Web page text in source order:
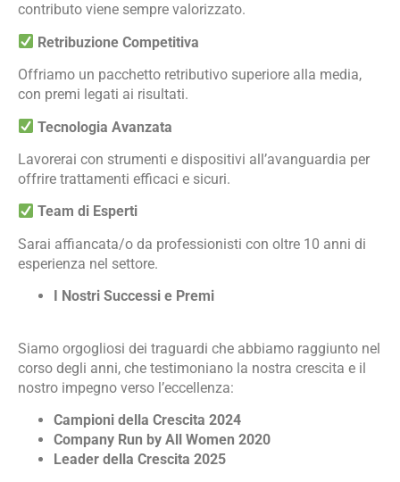
contributo viene sempre valorizzato.
Retribuzione Competitiva
Offriamo un pacchetto retributivo superiore alla media,
con premi legati ai risultati.
Tecnologia Avanzata
Lavorerai con strumenti e dispositivi all’avanguardia per
offrire trattamenti efficaci e sicuri.
Team di Esperti
Sarai affiancata/o da professionisti con oltre 10 anni di
esperienza nel settore.
I Nostri Successi e Premi
Siamo orgogliosi dei traguardi che abbiamo raggiunto nel
corso degli anni, che testimoniano la nostra crescita e il
nostro impegno verso l’eccellenza:
Campioni della Crescita 2024
Company Run by All Women 2020
Leader della Crescita 2025